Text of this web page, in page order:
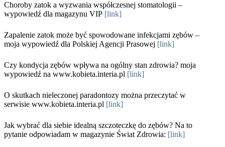
Choroby zatok a wyzwania współczesnej stomatologii –
wypowiedź dla magazynu VIP [link]
Zapalenie zatok może być spowodowane infekcjami zębów –
moja wypowiedź dla Polskiej Agencji Prasowej [link]
Czy kondycja zębów wpływa na ogólny stan zdrowia? moja
wypowiedź na www.kobieta.interia.pl [link]
O skutkach nieleczonej paradontozy można przeczytać w
serwisie www.kobieta.interia.pl [link]
Jak wybrać dla siebie idealną szczoteczkę do zębów? Na to
pytanie odpowiadam w magazynie Świat Zdrowia: [link]